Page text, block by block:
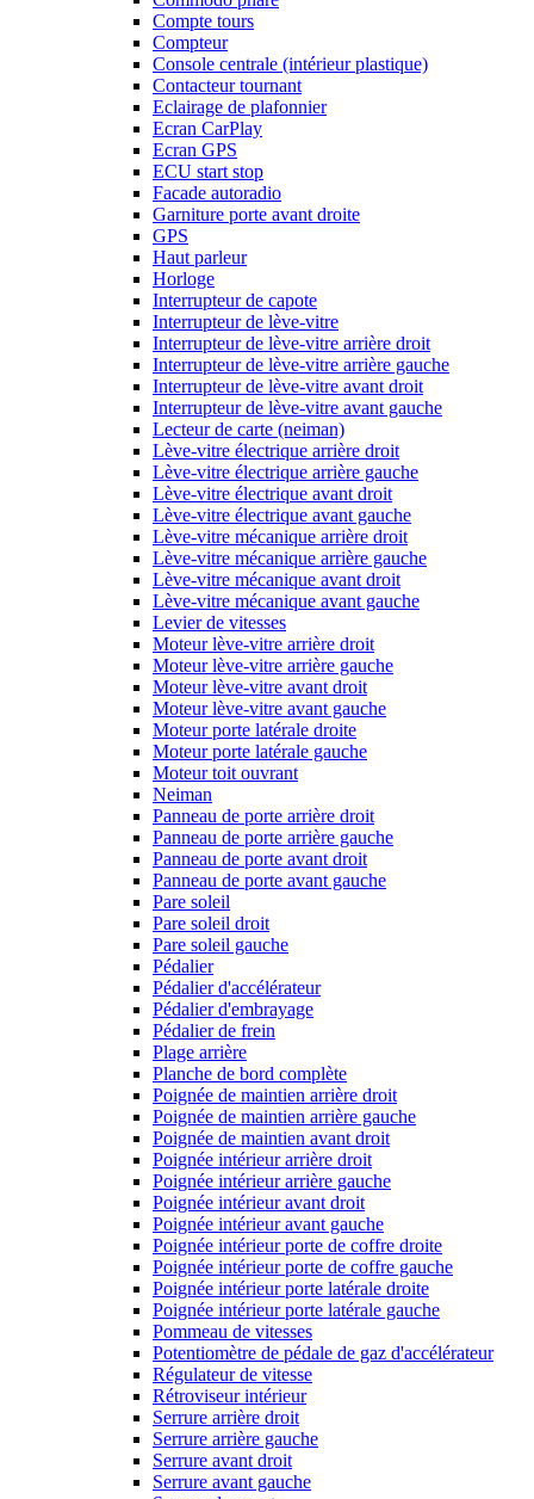
Compte tours
Compteur
Console centrale (intérieur plastique)
Contacteur tournant
Eclairage de plafonnier
Ecran CarPlay
Ecran GPS
ECU start stop
Facade autoradio
Garniture porte avant droite
GPS
Haut parleur
Horloge
Interrupteur de capote
Interrupteur de lève-vitre
Interrupteur de lève-vitre arrière droit
Interrupteur de lève-vitre arrière gauche
Interrupteur de lève-vitre avant droit
Interrupteur de lève-vitre avant gauche
Lecteur de carte (neiman)
Lève-vitre électrique arrière droit
Lève-vitre électrique arrière gauche
Lève-vitre électrique avant droit
Lève-vitre électrique avant gauche
Lève-vitre mécanique arrière droit
Lève-vitre mécanique arrière gauche
Lève-vitre mécanique avant droit
Lève-vitre mécanique avant gauche
Levier de vitesses
Moteur lève-vitre arrière droit
Moteur lève-vitre arrière gauche
Moteur lève-vitre avant droit
Moteur lève-vitre avant gauche
Moteur porte latérale droite
Moteur porte latérale gauche
Moteur toit ouvrant
Neiman
Panneau de porte arrière droit
Panneau de porte arrière gauche
Panneau de porte avant droit
Panneau de porte avant gauche
Pare soleil
Pare soleil droit
Pare soleil gauche
Pédalier
Pédalier d'accélérateur
Pédalier d'embrayage
Pédalier de frein
Plage arrière
Planche de bord complète
Poignée de maintien arrière droit
Poignée de maintien arrière gauche
Poignée de maintien avant droit
Poignée intérieur arrière droit
Poignée intérieur arrière gauche
Poignée intérieur avant droit
Poignée intérieur avant gauche
Poignée intérieur porte de coffre droite
Poignée intérieur porte de coffre gauche
Poignée intérieur porte latérale droite
Poignée intérieur porte latérale gauche
Pommeau de vitesses
Potentiomètre de pédale de gaz d'accélérateur
Régulateur de vitesse
Rétroviseur intérieur
Serrure arrière droit
Serrure arrière gauche
Serrure avant droit
Serrure avant gauche